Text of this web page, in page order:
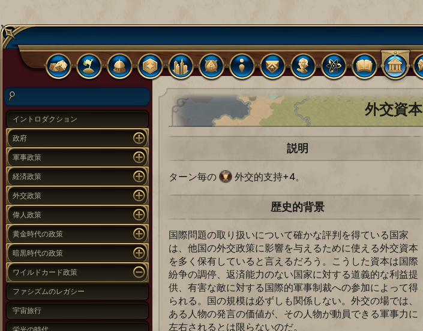
イントロダクション
政府
軍事政策
経済政策
外交政策
偉人政策
黄金時代の政策
暗黒時代の政策
ワイルドカード政策
ファシズムのレガシー
宇宙旅行
栄光の時代
外交資本
説明
ターン毎の 外交的支持+4。
歴史的背景
国際問題の取り扱いについて確かな評判を得ている国家
は、他国の外交政策に影響を与えるために使える外交資本
を多く保有していると言えるだろう。こうした資本は国際
紛争の調停、返済能力のない国家に対する道義的な利益提
供、有害な敵に対する国際的軍事制裁への参加によって得
られる。国の規模は必ずしも関係しない。外交の場では、
ある人物の発言の価値が、その人物が動員できる軍事力に
左右されるとは限らないのだ。